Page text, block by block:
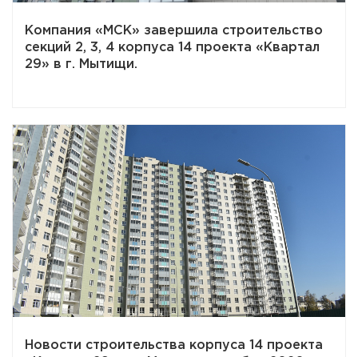
Компания «МСК» завершила строительство
секций 2, 3, 4 корпуса 14 проекта «Квартал
29» в г. Мытищи.
Новости строительства корпуса 14 проекта